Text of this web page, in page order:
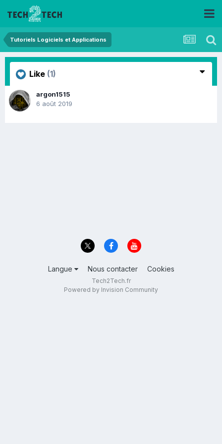
Tutoriels Logiciels et Applications
Like (1)
argon1515
6 août 2019
Langue Nous contacter Cookies
Tech2Tech.fr
Powered by Invision Community